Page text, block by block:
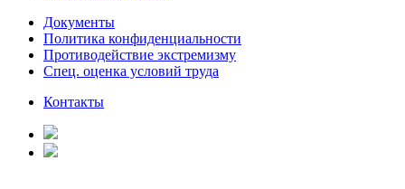
Документы
Политика конфиденциальности
Противодействие экстремизму
Спец. оценка условий труда
Контакты